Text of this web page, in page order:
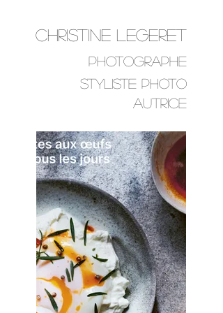
Christine Legeret
Photographe
STYLISTE PHOTO
AUTRICE